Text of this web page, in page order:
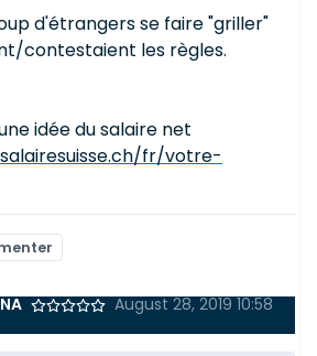
d'étrangers se faire "griller"
contestaient les règles.
idée du salaire net
fr/votre-
August 28, 2019 10:58